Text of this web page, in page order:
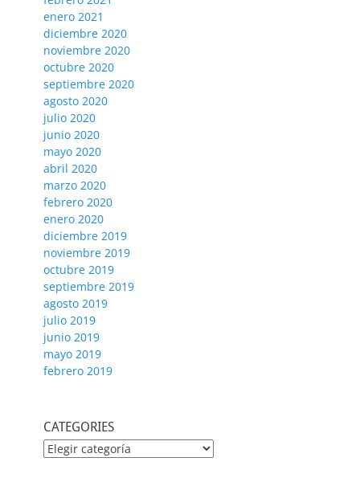
enero 2021
diciembre 2020
noviembre 2020
octubre 2020
septiembre 2020
agosto 2020
julio 2020
junio 2020
mayo 2020
abril 2020
marzo 2020
febrero 2020
enero 2020
diciembre 2019
noviembre 2019
octubre 2019
septiembre 2019
agosto 2019
julio 2019
junio 2019
mayo 2019
febrero 2019
CATEGORIES
CATEGORIES